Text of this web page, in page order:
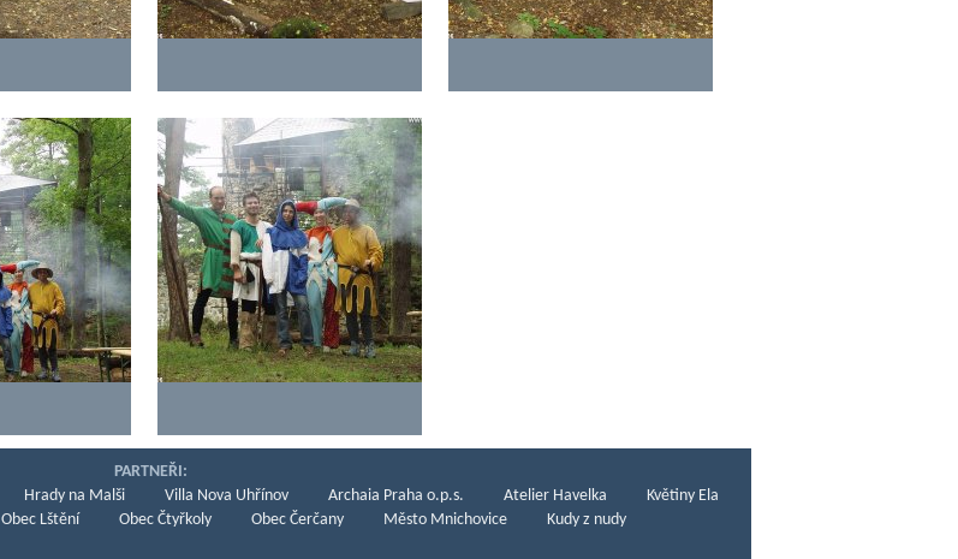
PARTNEŘI:
Hrady na Malši Villa Nova Uhřínov Archaia Praha o.p.s. Atelier Havelka
Květiny Ela
Obec Lštění Obec Čtyřkoly Obec Čerčany Město Mnichovice Kudy z nudy